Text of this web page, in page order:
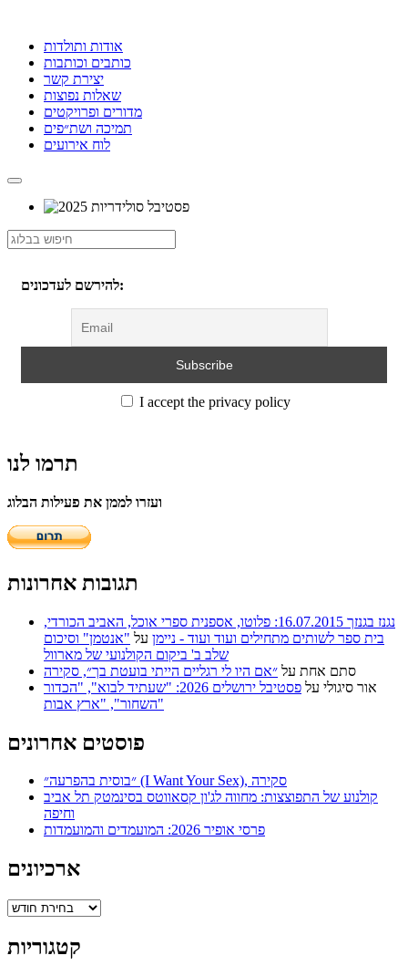
אודות ותולדות
כותבים וכותבות
יצירת קשר
שאלות נפוצות
מדורים ופרויקטים
תמיכה ושת״פים
לוח אירועים
להירשם לעדכונים:
I accept the privacy policy
תרמו לנו
ועזרו לממן את פעילות הבלוג
תגובות אחרונות
נגנז בגנזך 16.07.2015: פלוטו, אספנית ספרי אוכל, האביב הכורדי,
בית ספר לשותים מתחילים ועוד ועוד - ניימן על "אנטמן" וסיכום
שלב ב' ביקום הקולנועי של מארוול
סתם אחת על ״אם היו לי רגליים הייתי בועטת בך״, סקירה
אור סיגולי על
פסטיבל ירושלים 2026: "שעתיד לבוא", "הכדור
השחור", "ארץ אבות"
פוסטים אחרונים
״בוסית בהפרעה״ (I Want Your Sex), סקירה
קולנוע של התפוצצות: מחווה לג'ון קסאווטס בסינמטק תל אביב
וחיפה
פרסי אופיר 2026: המועמדים והמועמדות
ארכיונים
ארכיונים
קטגוריות